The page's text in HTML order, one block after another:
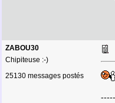
ZABOU30
Chipiteuse :-)
25130 messages postés